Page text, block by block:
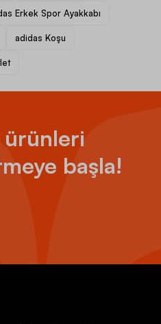
Erkek Spor Ayakkabı
adidas Koşu
ürünleri
başla!